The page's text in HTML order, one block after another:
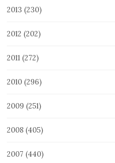
2013 (230)
2012 (202)
2011 (272)
2010 (296)
2009 (251)
2008 (405)
2007 (440)